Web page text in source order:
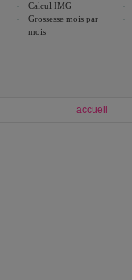
Calcul IMG
Grossesse mois par
mois
accueil